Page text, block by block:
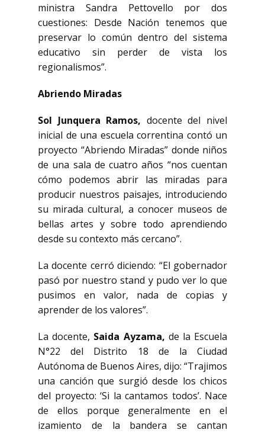
ministra Sandra Pettovello por dos
cuestiones: Desde Nación tenemos que
preservar lo común dentro del sistema
educativo sin perder de vista los
regionalismos”.
Abriendo Miradas
Sol Junquera Ramos, docente del nivel
inicial de una escuela correntina contó un
proyecto “Abriendo Miradas” donde niños
de una sala de cuatro años “nos cuentan
cómo podemos abrir las miradas para
producir nuestros paisajes, introduciendo
su mirada cultural, a conocer museos de
bellas artes y sobre todo aprendiendo
desde su contexto más cercano”.
La docente cerró diciendo: “El gobernador
pasó por nuestro stand y pudo ver lo que
pusimos en valor, nada de copias y
aprender de los valores”.
La docente, Saida Ayzama, de la Escuela
N°22 del Distrito 18 de la Ciudad
Autónoma de Buenos Aires, dijo: “Trajimos
una canción que surgió desde los chicos
del proyecto: ‘Si la cantamos todos’. Nace
de ellos porque generalmente en el
izamiento de la bandera se cantan